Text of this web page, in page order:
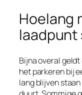
Hoelang
laadpunt
Bijna overal geldt
het parkeren bij
lang blijven